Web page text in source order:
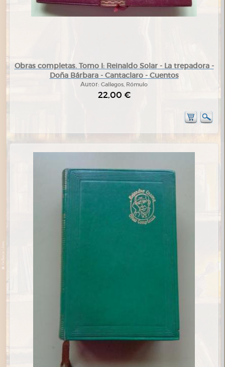
Obras completas. Tomo I: Reinaldo Solar - La trepadora -
Doña Bárbara - Cantaclaro - Cuentos
Autor: Gallegos, Rómulo
22,00 €